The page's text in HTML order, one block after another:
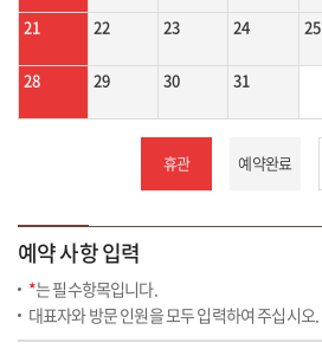
21 22 23 24 25
28 29 30 31
휴관 예약완료
예약 사항 입력
*는 필수항목입니다.
대표자와 방문 인원을 모두 입력하여 주십시오.